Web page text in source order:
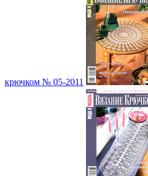
крючком № 05-2011